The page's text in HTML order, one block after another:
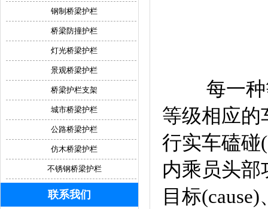
每一种等
等级相应的
行实车磕碰
内乘员头部
目标
钢制桥梁护栏
桥梁防撞护栏
灯光桥梁护栏
景观桥梁护栏
桥梁护栏支架
城市桥梁护栏
公路桥梁护栏
仿木桥梁护栏
不锈钢桥梁护栏
联系我们